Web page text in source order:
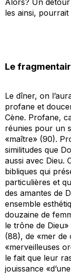
Alors? Un
les ainsi,
Le
Le dîner, on
profane et
Cène. Profane,
réunies pour un
«maître» (90).
similitudes que
aussi avec Dieu.
bibliques qui
particulières et
des amantes de
ensemble
douzaine de
le trône de
(88), de «mer de
«merveilleuses
le fait que leur
jouissance